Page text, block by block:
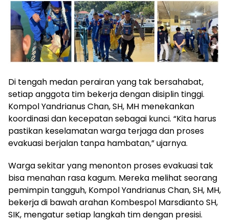
Di tengah medan perairan yang tak bersahabat,
setiap anggota tim bekerja dengan disiplin tinggi.
Kompol Yandrianus Chan, SH, MH menekankan
koordinasi dan kecepatan sebagai kunci. “Kita harus
pastikan keselamatan warga terjaga dan proses
evakuasi berjalan tanpa hambatan,” ujarnya.
Warga sekitar yang menonton proses evakuasi tak
bisa menahan rasa kagum. Mereka melihat seorang
pemimpin tangguh, Kompol Yandrianus Chan, SH, MH,
bekerja di bawah arahan Kombespol Marsdianto SH,
SIK, mengatur setiap langkah tim dengan presisi.